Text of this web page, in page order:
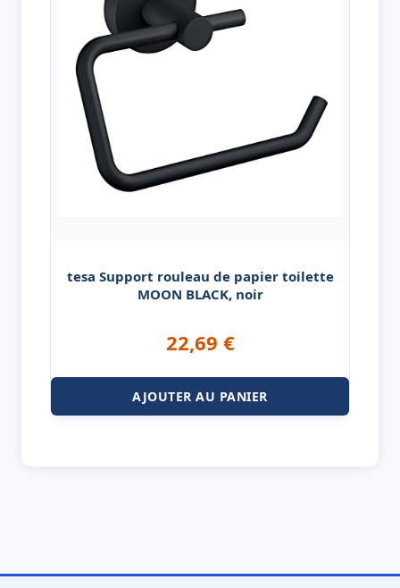
tesa Support rouleau de papier toilette
MOON BLACK, noir
22,69 €
AJOUTER AU PANIER